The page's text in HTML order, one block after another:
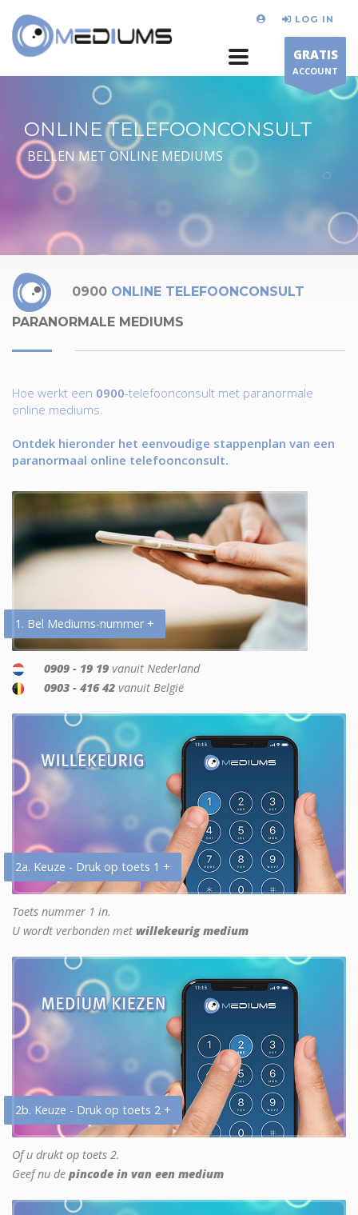
LOG IN
GRATIS
ACCOUNT
ONLINE TELEFOONCONSULT
BELLEN MET ONLINE MEDIUMS
0900 ONLINE TELEFOONCONSULT
PARANORMALE MEDIUMS
Hoe werkt een 0900-telefoonconsult met paranormale
online mediums.
Ontdek hieronder het eenvoudige stappenplan van een
paranormaal online telefoonconsult.
1. Bel Mediums-nummer +
0909 - 19 19 vanuit Nederland
0903 - 416 42 vanuit België
2a. Keuze - Druk op toets 1 +
Toets nummer 1 in.
U wordt verbonden met willekeurig medium
2b. Keuze - Druk op toets 2 +
Of u drukt op toets 2.
Geef nu de pincode in van een medium